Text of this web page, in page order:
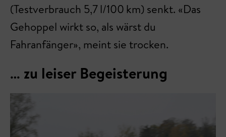
(Testverbrauch 5,7 l/100 km) senkt. «Das
Gehoppel wirkt so, als wärst du
Fahranfänger», meint sie trocken.
… zu leiser Begeisterung